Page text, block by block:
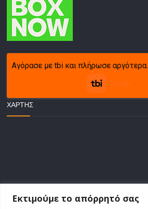
Εκτιμούμε το απόρρητό σας
Αγόρασε με tbi και πλήρωσε αργότερα.
ΧΆΡΤΗΣ